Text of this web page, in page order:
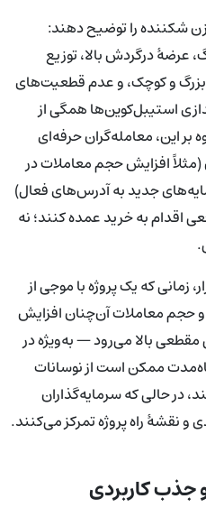
شکننده را توضیح دهند:
عرضهٔ درگردش بالا، توزیع
و کوچک، و عدم قطعیت‌های
استیبل‌کوین‌ها همگی از
این، معامله‌گران حرفه‌ای
افزایش حجم معاملات در
جدید به آدرس‌های فعال)
اقدام به خرید عمده کنند؛ نه
زمانی که یک پروژه با موجی از
حجم معاملات آن‌چنان افزایش
بالا می‌رود — به‌ویژه در
ممکن است از نوسانات
در حالی که سرمایه‌گذاران
و نقشهٔ راه پروژه تمرکز می‌کنند.
جذب کاربردی